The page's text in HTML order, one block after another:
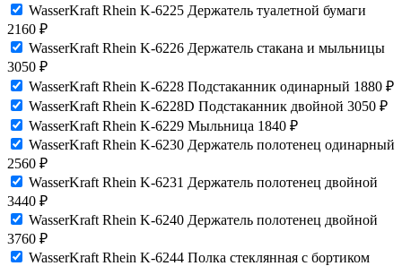
WasserKraft Rhein K-6225 Держатель туалетной бумаги
2160 ₽
WasserKraft Rhein K-6226 Держатель стакана и мыльницы
3050 ₽
WasserKraft Rhein K-6228 Подстаканник одинарный 1880 ₽
WasserKraft Rhein K-6228D Подстаканник двойной 3050 ₽
WasserKraft Rhein K-6229 Мыльница 1840 ₽
WasserKraft Rhein K-6230 Держатель полотенец одинарный
2560 ₽
WasserKraft Rhein K-6231 Держатель полотенец двойной
3440 ₽
WasserKraft Rhein K-6240 Держатель полотенец двойной
3760 ₽
WasserKraft Rhein K-6244 Полка стеклянная с бортиком